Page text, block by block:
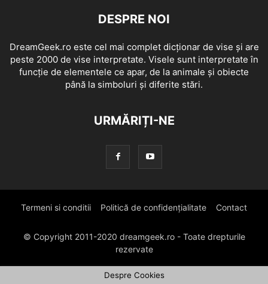
DESPRE NOI
DreamGeek.ro este cel mai complet dicționar de vise și are
peste 2000 de vise interpretate. Visele sunt interpretate în
funcție de elementele ce apar, de la animale și obiecte
până la simboluri și diferite stări.
URMĂRIȚI-NE
Termeni si conditii Politică de confidențialitate Contact
© Copyright 2011-2020 dreamgeek.ro - Toate drepturile
rezervate
Despre Cookies